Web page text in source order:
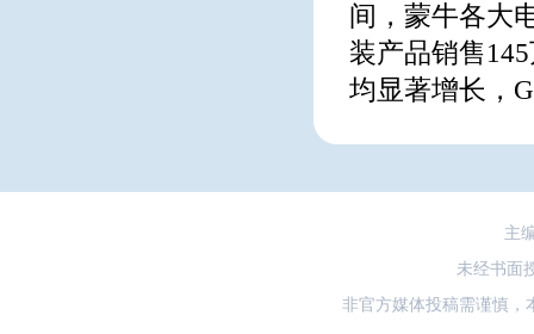
间，蒙牛各大
装产品销售
均显著增长，
主
未经书面
非官方媒体投稿需谨慎，